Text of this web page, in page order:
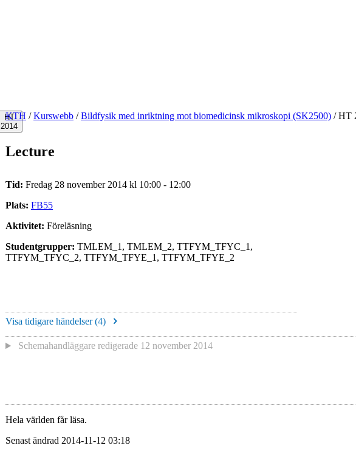
HT
2014
KTH / Kurswebb / Bildfysik med inriktning mot biomedicinsk mikroskopi (SK2500) /HT
Lecture
Tid: Fredag 28 november 2014 kl 10:00 - 12:00
Plats: FB55
Aktivitet: Föreläsning
Studentgrupper: TMLEM_1, TMLEM_2, TTFYM_TFYC_1,
TTFYM_TFYC_2, TTFYM_TFYE_1, TTFYM_TFYE_2
Visa tidigare händelser (4)
Schemahandläggare redigerade 12 november 2014
Hela världen får läsa.
Senast ändrad 2014-11-12 03:18